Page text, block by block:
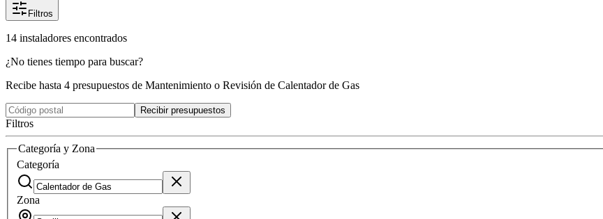
Filtros
14 instaladores encontrados
¿No tienes tiempo para buscar?
Recibe hasta 4 presupuestos de Mantenimiento o Revisión de Calentador de Gas
Recibir presupuestos
Filtros
Categoría y Zona
Categoría
Zona